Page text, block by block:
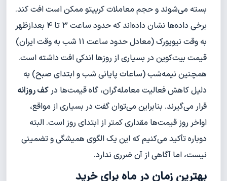
بسته می‌شوند و حجم معاملات کریپتو ممکن است افت کند.
برخی داده‌ها نشان داده‌اند که حدود ساعت ۳ تا ۴ بعدازظهر
به وقت نیویورک (معادل حدود ساعت ۱۱ شب به وقت ایران)
قیمت بیت‌کوین در بسیاری از روزها اندکی افت داشته است.
همچنین نیمه‌شب (ساعات پایانی شب و ابتدای صبح) به
دلیل کاهش فعالیت معامله‌گران، گاه قیمت‌ها در کف روزانه
قرار می‌گیرند. بنابراین می‌توان گفت در بسیاری از مواقع،
اواخر روز قیمت‌ها مقداری کمتر از ابتدای روز است. البته
دوباره تأکید می‌کنیم که این یک الگوی همیشگی و تضمینی
نیست، اما آگاهی از آن ضرری ندارد.
بهترین زمان در ماه برای خرید